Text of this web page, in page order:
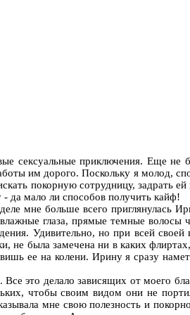
сексуальные приключения. Еще
им дорого. Поскольку я молод,
покорную сотрудницу, задрать ей
- да мало ли способов получить кайф!
мне больше всего приглянулась
глаза, прямые темные волосы
Удивительно, но при всей
не была замечена ни в каких
ее на колени. Ирину я сразу
это делало зависящих от моего
чтобы своим видом они не
мне свою полезность и